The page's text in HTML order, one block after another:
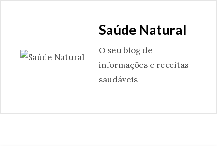
Saúde Natural
O seu blog de
informações e receitas
saudáveis